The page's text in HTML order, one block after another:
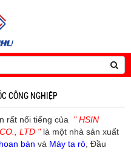
CÔNG NGHIỆP
rất nổi tiếng của " HSIN
LTD "là một nhà sản xuất
bàn và Máy ta rô , Đầu